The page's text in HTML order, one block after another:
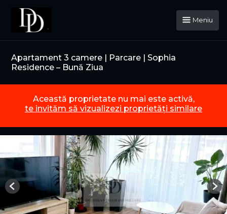
Meniu
Apartament 3 camere | Parcare | Sophia
Residence – Bună Ziua
Această proprietate nu mai este activă,
te invităm să vizualizezi proprietăți similare
Previous